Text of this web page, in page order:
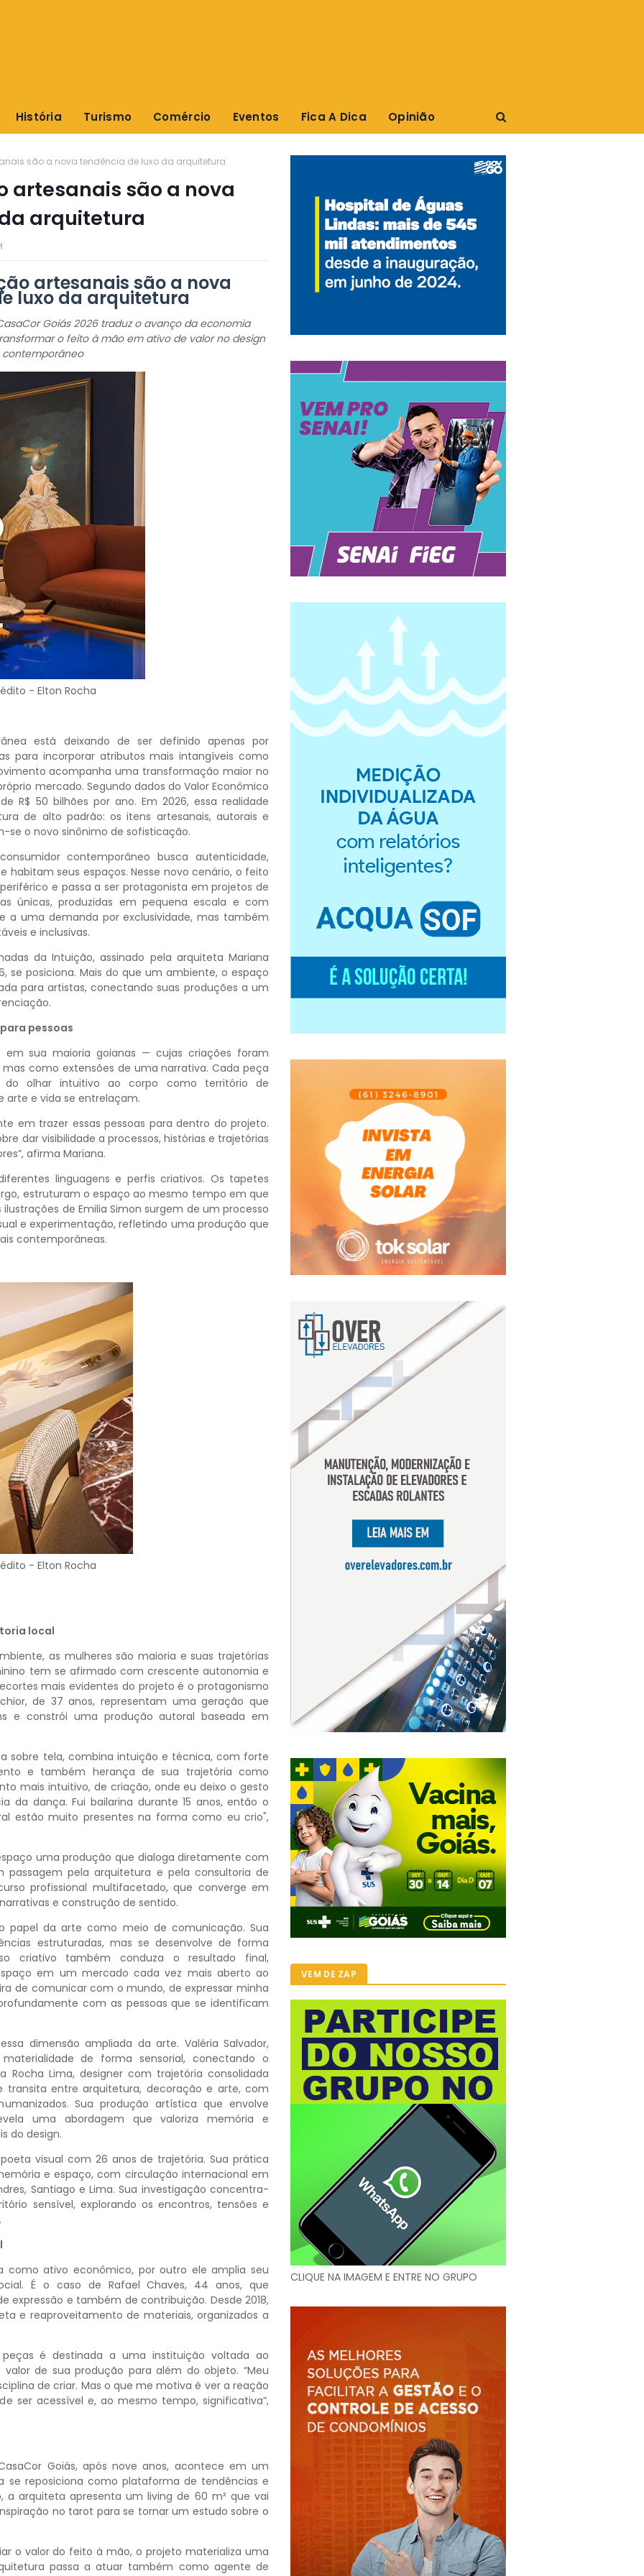
História Turismo Comércio Eventos Fica A Dica Opinião
são a nova tendência de luxo da arquitetura
artesanais são a nova
arquitetura
artesanais são a nova
luxo da arquitetura
Goiás 2026 traduz o avanço da economia
o feito à mão em ativo de valor no design
contemporâneo
- Elton Rocha
está deixando de ser definido apenas por
para incorporar atributos mais intangíveis como
acompanha uma transformação maior no
mercado. Segundo dados do Valor Econômico
R$ 50 bilhões por ano. Em 2026, essa realidade
de alto padrão: os itens artesanais, autorais e
se o novo sinônimo de sofisticação.
contemporâneo busca autenticidade,
habitam seus espaços. Nesse novo cenário, o feito
e passa a ser protagonista em projetos de
únicas, produzidas em pequena escala e com
a uma demanda por exclusividade, mas também
e inclusivas.
da Intuição, assinado pela arquiteta Mariana
se posiciona. Mais do que um ambiente, o espaço
para artistas, conectando suas produções a um
pessoas
sua maioria goianas — cujas criações foram
como extensões de uma narrativa. Cada peça
do olhar intuitivo ao corpo como território de
arte e vida se entrelaçam.
em trazer essas pessoas para dentro do projeto.
dar visibilidade a processos, histórias e trajetórias
afirma Mariana.
linguagens e perfis criativos. Os tapetes
estruturam o espaço ao mesmo tempo em que
de Emilia Simon surgem de um processo
e experimentação, refletindo uma produção que
contemporâneas.
- Elton Rocha
local
as mulheres são maioria e suas trajetórias
tem se afirmado com crescente autonomia e
mais evidentes do projeto é o protagonismo
de 37 anos, representam uma geração que
e constrói uma produção autoral baseada em
sobre tela, combina intuição e técnica, com forte
e também herança de sua trajetória como
mais intuitivo, de criação, onde eu deixo o gesto
da dança. Fui bailarina durante 15 anos, então o
estão muito presentes na forma como eu crio",
uma produção que dialoga diretamente com
passagem pela arquitetura e pela consultoria de
profissional multifacetado, que converge em
e construção de sentido.
papel da arte como meio de comunicação. Sua
estruturadas, mas se desenvolve de forma
criativo também conduza o resultado final,
em um mercado cada vez mais aberto ao
de comunicar com o mundo, de expressar minha
com as pessoas que se identificam
dimensão ampliada da arte. Valéria Salvador,
de forma sensorial, conectando o
Rocha Lima, designer com trajetória consolidada
transita entre arquitetura, decoração e arte, com
Sua produção artística que envolve
uma abordagem que valoriza memória e
do design.
visual com 26 anos de trajetória. Sua prática
e espaço, com circulação internacional em
Santiago e Lima. Sua investigação concentra-
sensível, explorando os encontros, tensões e
como ativo econômico, por outro ele amplia seu
É o caso de Rafael Chaves, 44 anos, que
expressão e também de contribuição. Desde 2018,
e reaproveitamento de materiais, organizados a
é destinada a uma instituição voltada ao
de sua produção para além do objeto. “Meu
de criar. Mas o que me motiva é ver a reação
ser acessível e, ao mesmo tempo, significativa”,
Goiás, após nove anos, acontece em um
reposiciona como plataforma de tendências e
a arquiteta apresenta um living de 60 m² que vai
no tarot para se tornar um estudo sobre o
o valor do feito à mão, o projeto materializa uma
passa a atuar também como agente de
VEM DE ZAP
CLIQUE NA IMAGEM E ENTRE NO GRUPO